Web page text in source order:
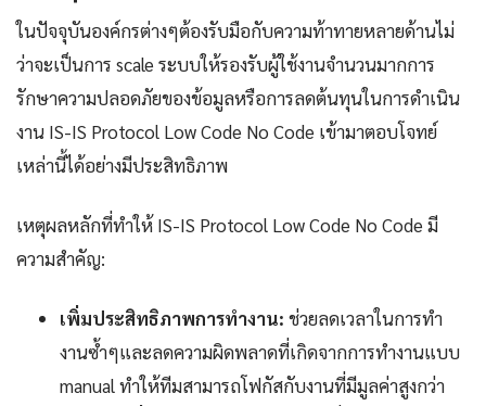
ในปัจจุบันองค์กรต่างๆต้องรับมือกับความท้าทายหลายด้านไม่
ว่าจะเป็นการ scale ระบบให้รองรับผู้ใช้งานจำนวนมากการ
รักษาความปลอดภัยของข้อมูลหรือการลดต้นทุนในการดำเนิน
งาน IS-IS Protocol Low Code No Code เข้ามาตอบโจทย์
เหล่านี้ได้อย่างมีประสิทธิภาพ
เหตุผลหลักที่ทำให้ IS-IS Protocol Low Code No Code มี
ความสำคัญ:
เพิ่มประสิทธิภาพการทำงาน: ช่วยลดเวลาในการทำ
งานซ้ำๆและลดความผิดพลาดที่เกิดจากการทำงานแบบ
manual ทำให้ทีมสามารถโฟกัสกับงานที่มีมูลค่าสูงกว่า